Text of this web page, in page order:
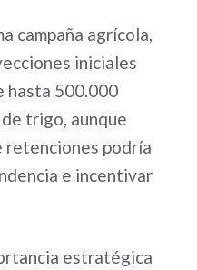
campaña agrícola,
iniciales
hasta 500.000
trigo, aunque
retenciones podría
e incentivar
estratégica